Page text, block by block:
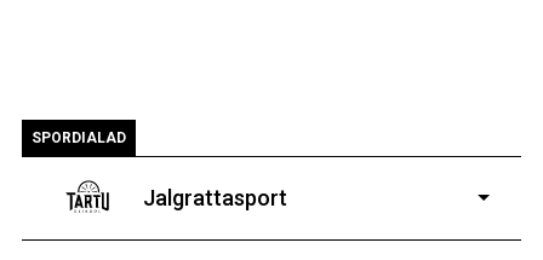
SPORDIALAD
Jalgrattasport